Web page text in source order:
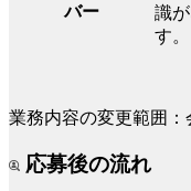
バー
識
す。
業務内容の変更範囲
応募後の流れ